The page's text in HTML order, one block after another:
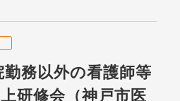
務以外の看護師等
研修会（神戸市医